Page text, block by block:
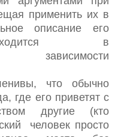
применить их в
описание его
в
зависимости
что обычно
где его приветят с
другие (кто
человек просто